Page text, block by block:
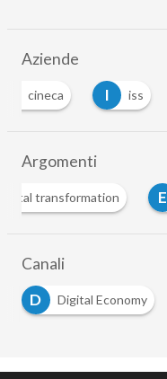
Aziende
cineca I iss
Argomenti
transformation E
Canali
D
Digital Economy